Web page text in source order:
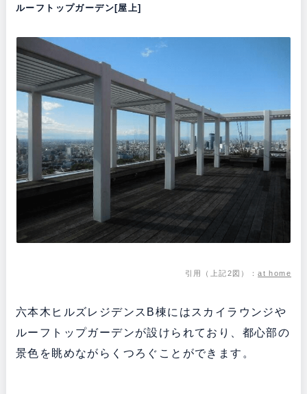
ルーフトップガーデン[屋上]
引用（上記2図）：at home
六本木ヒルズレジデンスB棟にはスカイラウンジや
ルーフトップガーデンが設けられており、都心部の
景色を眺めながらくつろぐことができます。